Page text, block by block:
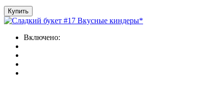
Купить
Включено: